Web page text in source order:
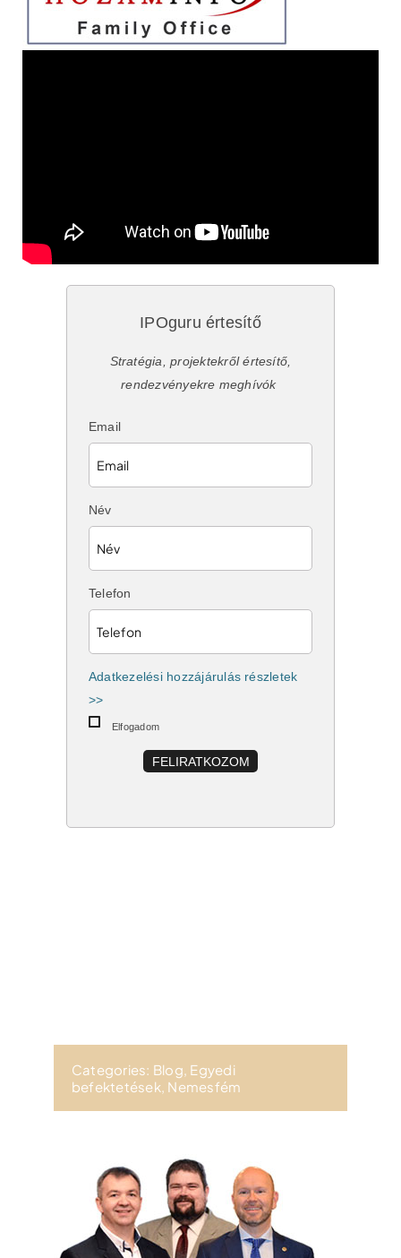
IPOguru értesítő
Stratégia, projektekről értesítő,
rendezvényekre meghívók
Email
Név
Telefon
Adatkezelési hozzájárulás részletek
>>
Elfogadom
FELIRATKOZOM
Categories: Blog Egyedi
befektetések Nemesfém